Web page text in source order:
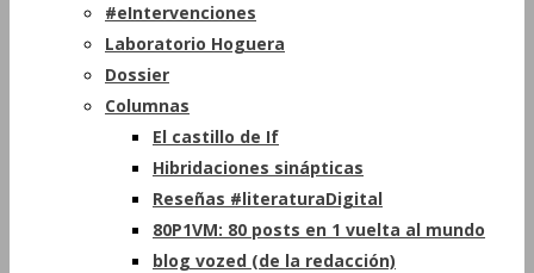
#eIntervenciones
Laboratorio Hoguera
Dossier
Columnas
El castillo de If
Hibridaciones sinápticas
Reseñas #literaturaDigital
80P1VM: 80 posts en 1 vuelta al mundo
blog vozed (de la redacción)